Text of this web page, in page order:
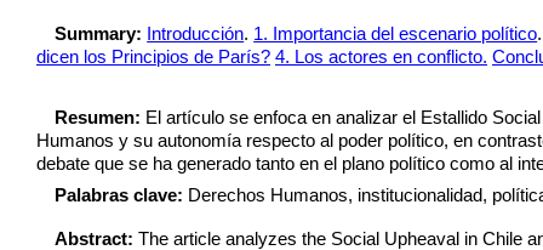
Summary: Introducción. 1. Importancia del escenario político
dicen los Principios de París? 4. Los actores en conflicto.
Resumen: El artículo se enfoca en analizar el Estallido
Humanos y su autonomía respecto al poder político, en
debate que se ha generado tanto en el plano político como al
Palabras clave: Derechos Humanos, institucionalidad,
Abstract:The article analyzes the Social Upheaval in Chile